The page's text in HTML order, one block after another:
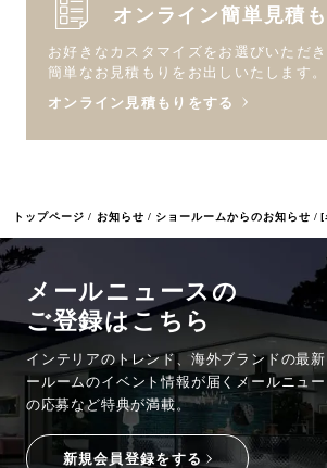
トップページ お知らせ ショールームからのお知らせ [
オンライン簡単見積も
お好きなカスタマイズをお選びいただき
簡単なお見積もりをお出しいたします。
オンライン見積もりをする
メールニュースの
ご登録はこちら
インテリアのトレンド、海外ブランドの最
ールームのイベント情報が届くメールニュ
の応募など特典が満載。
新規会員登録をする